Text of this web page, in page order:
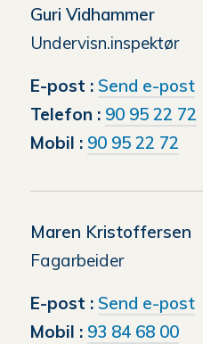
Guri Vidhammer
Undervisn.inspektør
E-post
Send e-posttil
Telefon
90 95 22 72
Mobil
90 95 22 72
Maren Kristoffersen
Fagarbeider
E-post
Send e-posttil
Mobil
93 84 68 00